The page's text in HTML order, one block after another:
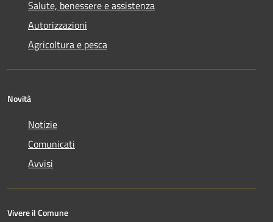
Salute, benessere e assistenza
Autorizzazioni
Agricoltura e pesca
Novità
Notizie
Comunicati
Avvisi
Vivere il Comune